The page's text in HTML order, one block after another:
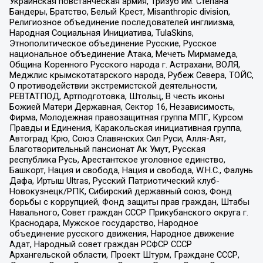
Бандеры, Братство, Белый Крест, Misanthropic division,
Религиозное объединение последователей инглиизма,
Народная Социальная Инициатива, TulaSkins,
Этнополитическое объединение Русские, Русское
национальное объединение Атака, Мечеть Мирмамеда,
Община Коренного Русского народа г. Астрахани, ВОЛЯ,
Меджлис крымскотатарского народа, Рубеж Севера, ТОЙС,
О противодействии экстремистской деятельности,
РЕВТАТПОД, Артподготовка, Штольц, В честь иконы
Божией Матери Державная, Сектор 16, Независимость,
Фирма, Молодежная правозащитная группа МПГ, Курсом
Правды и Единения, Каракольская инициативная группа,
Автоград Крю, Союз Славянских Сил Руси, Алля-Аят,
Благотворительный пансионат Ак Умут, Русская
республика Русь, Арестантское уголовное единство,
Башкорт, Нация и свобода, Нация и свобода, W.H.С., Фалунь
Дафа, Иртыш Ultras, Русский Патриотический клуб-
Новокузнецк/РПК, Сибирский державный союз, Фонд
борьбы с коррупцией, Фонд защиты прав граждан, Штабы
Навального, Совет граждан СССР Прикубанского округа г.
Краснодара, Мужское государство, Народное
объединение русского движения, Народное движение
Адат, Народный совет граждан РСФСР СССР
Архангельской области, Проект Штурм, Граждане СССР,